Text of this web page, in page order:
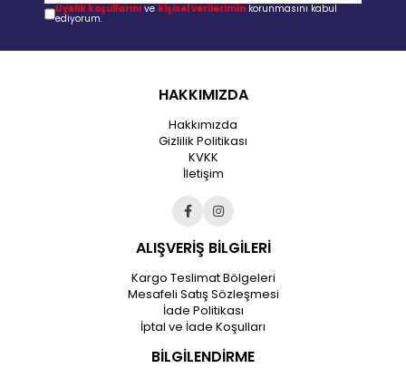
Üyelik koşullarını ve kişisel verilerimin korunmasını kabul
ediyorum.
HAKKIMIZDA
Hakkımızda
Gizlilik Politikası
KVKK
İletişim
ALIŞVERİŞ BİLGİLERİ
Kargo Teslimat Bölgeleri
Mesafeli Satış Sözleşmesi
İade Politikası
İptal ve İade Koşulları
BİLGİLENDİRME